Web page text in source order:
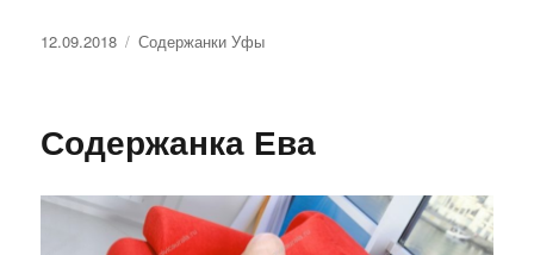
Опубликовано
12.09.2018 Рубрики
Содержанки Уфы
Содержанка Ева